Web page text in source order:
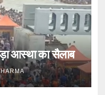
आस्था का सैलाब